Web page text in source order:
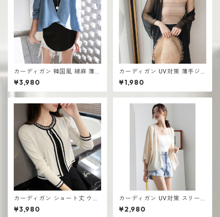
カーディガン 韓国風 綿麻 薄手
女性用ケープ ショート UV対
策学 カジュアル エアコン対策
¥3,980
カーディガン UV対策 薄手ジ
ャケット ショール 長袖 エアコ
ン対策 スーパーフェアリー
¥1,980
カーディガン ショート丈 ウエ
スタンスタイル 薄手 ニット 春
秋 ショールス
¥3,980
カーディガン UV対策 スリー
ブショート丈 アウター ホワイ
ト ショール 薄手
¥2,980